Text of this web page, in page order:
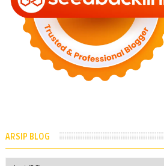
ARSIP BLOG